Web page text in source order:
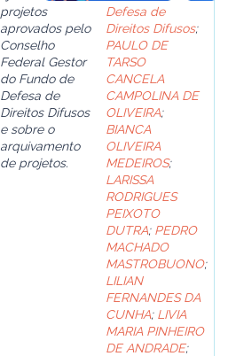
projetos
aprovados pelo
Conselho
Federal Gestor
do Fundo de
Defesa de
Direitos Difusos
e sobre o
arquivamento
de projetos.
Defesa de
Direitos Difusos;
PAULO DE
TARSO
CANCELA
CAMPOLINA DE
OLIVEIRA;
BIANCA
OLIVEIRA
MEDEIROS;
LARISSA
RODRIGUES
PEIXOTO
DUTRA; PEDRO
MACHADO
MASTROBUONO;
LILIAN
FERNANDES DA
CUNHA; LIVIA
MARIA PINHEIRO
DE ANDRADE;